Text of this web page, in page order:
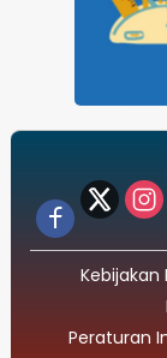
Kebijakan
Peraturan